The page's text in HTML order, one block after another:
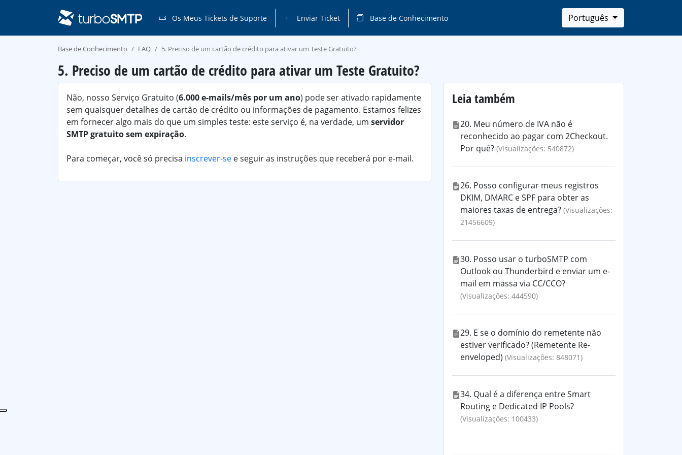
Os Meus Tickets de Suporte Enviar Ticket Base de Conhecimento Português
Base de Conhecimento FAQ 5. Preciso de um cartão de crédito para ativar um Teste Gratuito?
5. Preciso de um cartão de crédito para ativar um Teste Gratuito?
Não, nosso Serviço Gratuito (6.000 e-mails/mês por um ano) pode ser ativado rapidamente
sem quaisquer detalhes de cartão de crédito ou informações de pagamento. Estamos felizes
em fornecer algo mais do que um simples teste: este serviço é, na verdade, um servidor
SMTP gratuito sem expiração.
Para começar, você só precisa inscrever-se e seguir as instruções que receberá por e-mail.
Leia também
20. Meu número de IVA não é
reconhecido ao pagar com 2Checkout.
Por quê? (Visualizações: 540872)
26. Posso configurar meus registros
DKIM, DMARC e SPF para obter as
maiores taxas de entrega? (Visualizações:
21456609)
30. Posso usar o turboSMTP com
Outlook ou Thunderbird e enviar um e-
mail em massa via CC/CCO?
(Visualizações: 444590)
29. E se o domínio do remetente não
estiver verificado? (Remetente Re-
enveloped) (Visualizações: 848071)
34. Qual é a diferença entre Smart
Routing e Dedicated IP Pools?
(Visualizações: 100433)